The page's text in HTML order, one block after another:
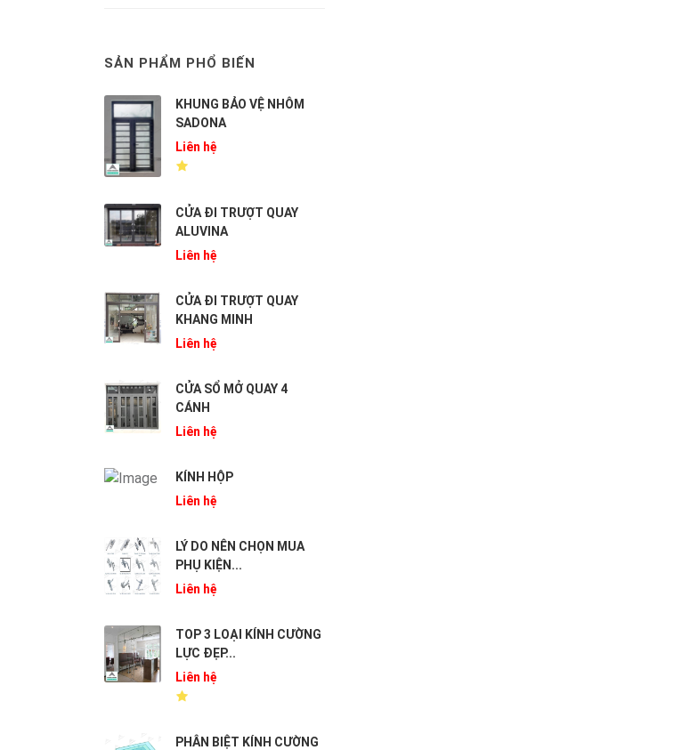
SẢN PHẨM PHỔ BIẾN
KHUNG BẢO VỆ NHÔM
SADONA
Liên hệ
CỬA ĐI TRƯỢT QUAY
ALUVINA
Liên hệ
CỬA ĐI TRƯỢT QUAY
KHANG MINH
Liên hệ
CỬA SỔ MỞ QUAY 4
CÁNH
Liên hệ
KÍNH HỘP
Liên hệ
LÝ DO NÊN CHỌN MUA
PHỤ KIỆN...
Liên hệ
TOP 3 LOẠI KÍNH CƯỜNG
LỰC ĐẸP...
Liên hệ
PHÂN BIỆT KÍNH CƯỜNG